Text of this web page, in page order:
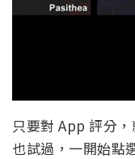
只要對 App 評分
也試過，一開始點